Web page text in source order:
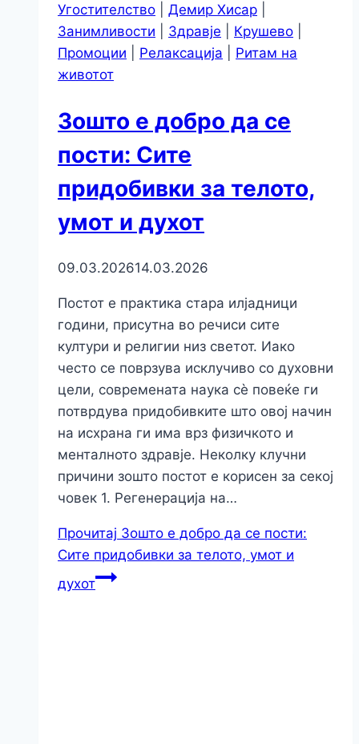
Угостителство Демир Хисар
Занимливости
Здравје Крушево
Промоции
Релаксација
Ритам на
животот
Зошто е добро да се
пости: Сите
придобивки за телото,
умот и духот
09.03.202614.03.2026
Постот е практика стара илјадници
години, присутна во речиси сите
култури и религии низ светот. Иако
често се поврзува исклучиво со духовни
цели, современата наука сè повеќе ги
потврдува придобивките што овој начин
на исхрана ги има врз физичкото и
менталното здравје. Неколку клучни
причини зошто постот е корисен за секој
човек 1. Регенерација на…
Прочитај Зошто е добро да се пости:
Сите придобивки за телото, умот и
духот